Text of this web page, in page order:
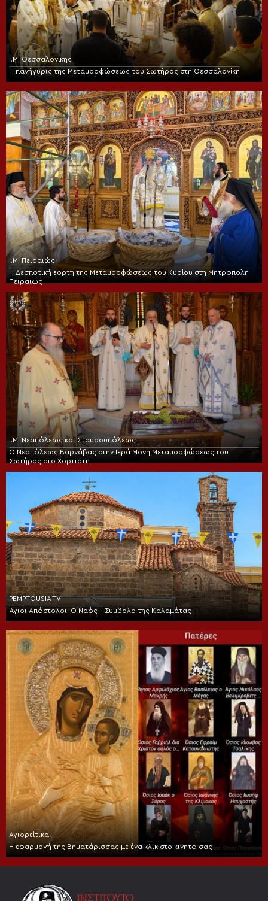
Ι.Μ. Θεσσαλονίκης
Η πανήγυρις της Μεταμορφώσεως του Σωτήρος στη Θεσσαλονίκη
Ι.Μ. Πειραιώς
Η Δεσποτική εορτή της Μεταμορφώσεως του Κυρίου στη Μητρόπολη
Πειραιώς
Ι.Μ. Νεαπόλεως και Σταυρουπόλεως
Ο Νεαπόλεως Βαρνάβας στην Ιερά Μονή Μεταμορφώσεως του
Σωτήρος στο Χορτιάτη
PEMPTOUSIA TV
Άγιοι Απόστολοι: Ο Ναός – Σύμβολο της Καλαμάτας
Αγιορείτικα
Η εφαρμογή της Βηματάρισσας με ένα κλικ στο κινητό σας